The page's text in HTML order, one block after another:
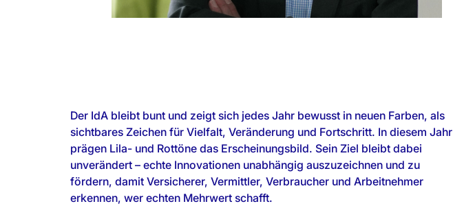
Der IdA bleibt bunt und zeigt sich jedes Jahr bewusst in neuen Farben, als
sichtbares Zeichen für Vielfalt, Veränderung und Fortschritt. In diesem Jahr
prägen Lila- und Rottöne das Erscheinungsbild. Sein Ziel bleibt dabei
unverändert – echte Innovationen unabhängig auszuzeichnen und zu
fördern, damit Versicherer, Vermittler, Verbraucher und Arbeitnehmer
erkennen, wer echten Mehrwert schafft.